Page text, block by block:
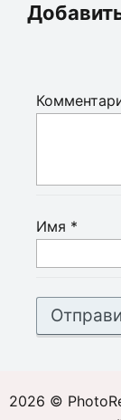
Имя *
2026 ©